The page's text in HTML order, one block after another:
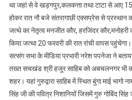
था जहां से वे खड़गपुर,कलकत्ता तथा टाटा से आए
होकर रात नौ बजे संतरागाछी एक्सप्रेस से
जत्थे का नेतृत्व मनजीत कौर, हरजिंदर कौर,मनोहरी
किया.जत्था 20 फरवरी की रात रांची वापस पहुंचेगा।
सत्संग सभा के मीडिया प्रभारी नरेश पपनेजा ने
तख्त सचखंड श्री हजूर साहिब को अबचलनगर भी
शहर। यहां गुरुद्वारा साहिब में स्थित बुंगा माई
सिंह जी की पवित्र निशानियों जिसमें गुरु गोबिंद